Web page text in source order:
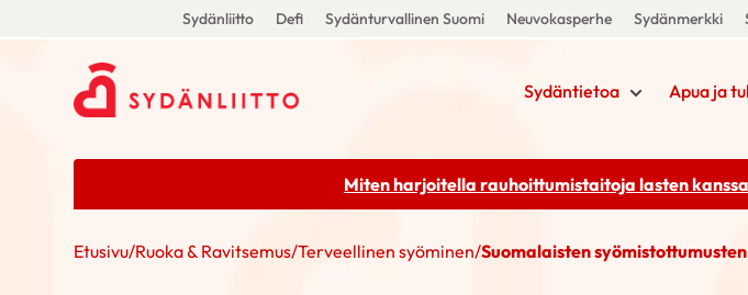
Sydänliitto Defi Sydänturvallinen Suomi Neuvokasperhe Sydänmerkki
Sydäntietoa Apua ja
Miten harjoitella rauhoittumistaitoja lasten
Etusivu/Ruoka & Ravitsemus/Terveellinen syöminen/Suomalaisten